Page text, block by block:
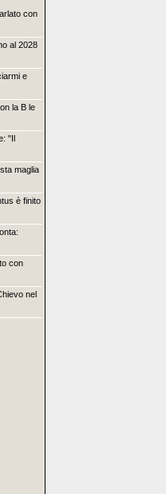
con
al 2028
e
la B le
"Il
maglia
è finito
con
nel